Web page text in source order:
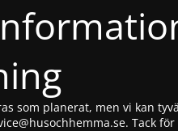
som planerat, men vi kan
. Tack